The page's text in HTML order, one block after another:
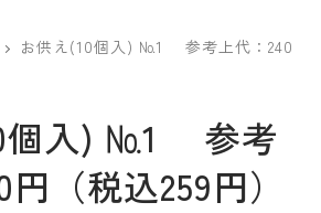
お供え(10個入) №1 参考上代：240
個入) №1 参考
（税込259円）